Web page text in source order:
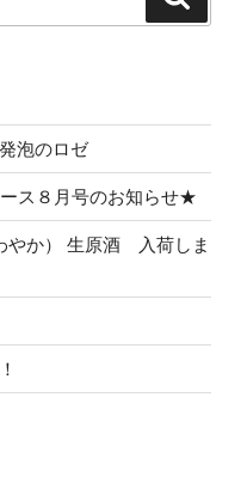
泡のロゼ
ス８月号のお知らせ★
やか） 生原酒 入荷しま